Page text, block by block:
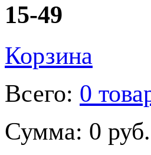
15-49
Корзина
Всего: 0
Сумма: 0 руб.